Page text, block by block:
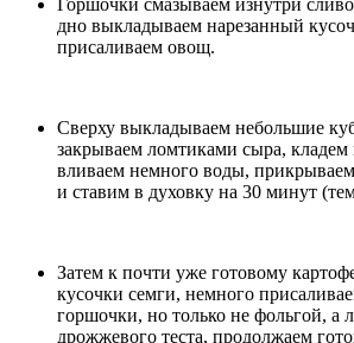
Горшочки смазываем изнутри
дно выкладываем нарезанный
присаливаем овощ.
Сверху выкладываем небольшие
закрываем ломтиками сыра, кладем
вливаем немного воды,
и ставим в духовку на 30 минут
Затем к почти уже готовому
кусочки семги, немного
горшочки, но только не фольгой, а
дрожжевого теста, продолжаем